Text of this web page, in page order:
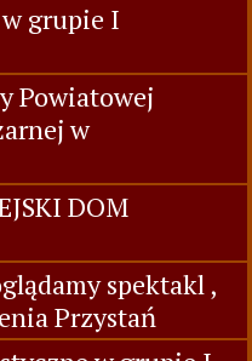
grupie I
Powiatowej
w
DOM
spektakl ,
Przystań